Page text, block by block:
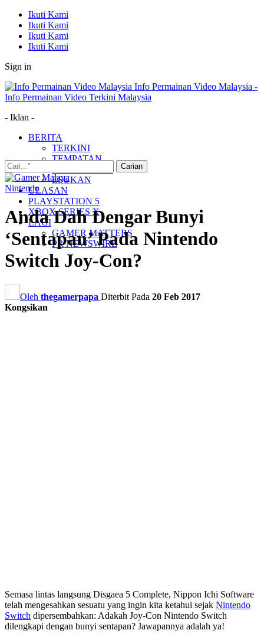
Ikuti Kami
Ikuti Kami
Ikuti Kami
Ikuti Kami
Sign in
Info Permainan Video Malaysia -
Info Permainan Video Terkini Malaysia
- Iklan -
BERITA
TERKINI
TEMPATAN
ESUKAN
ULASAN
PLAYSTATION 5
XBOX SERIES X
LAGI
GAMER MATTERS
PR NEWSWIRE
Nintendo
Anda Dah Dengar Bunyi
‘Sentapan’ Pada Nintendo
Switch Joy-Con?
Oleh thegamerpapa Diterbit Pada 20 Feb 2017
Kongsikan
Semasa lintas langsung Disgaea 5 Complete, Nippon Ichi Software
telah mengesahkan sesuatu yang ingin kita ketahui sejak Nintendo
Switch dipersembahkan: Adakah Joy-Con Nintendo Switch
dilengkapi dengan bunyi sentapan? Jawapannya adalah ya!